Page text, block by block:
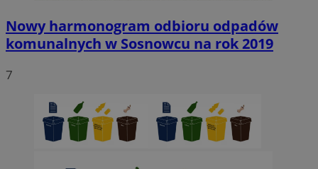
Nowy harmonogram odbioru odpadów
komunalnych w Sosnowcu na rok 2019
7
Niesklasyfikowane
Niezbędne pliki cookie umożliwiają korzystanie z podstawowych